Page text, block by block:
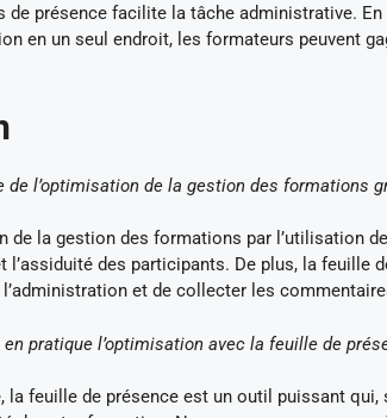
de présence facilite la tâche administrative.
en un seul endroit, les formateurs peuvent
de l’optimisation de la gestion des formations
de la gestion des formations par l’utilisation
des participants. De plus, la feuille
et de collecter les
pratique l’optimisation avec la feuille de
la feuille de présence est un outil puissant